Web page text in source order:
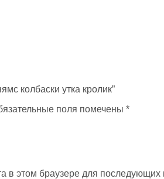
колбаски утка кролик”
поля помечены *
в этом браузере для